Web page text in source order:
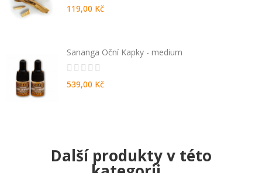
119,00 Kč
Sananga Oční Kapky - medium
539,00 Kč
Další produkty v této